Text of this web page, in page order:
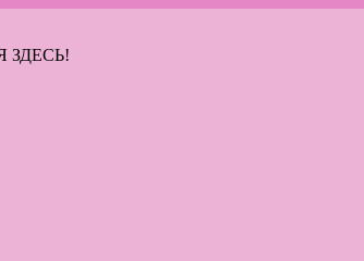
ЗДЕСЬ!